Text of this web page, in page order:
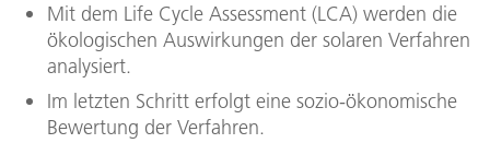
Mit dem Life Cycle Assessment (LCA) werden die
ökologischen Auswirkungen der solaren Verfahren
analysiert.
Im letzten Schritt erfolgt eine sozio-ökonomische
Bewertung der Verfahren.